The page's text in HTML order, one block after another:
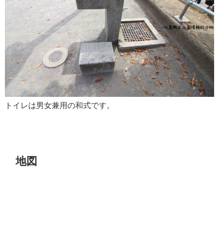
トイレは男女兼用の和式です。
地図